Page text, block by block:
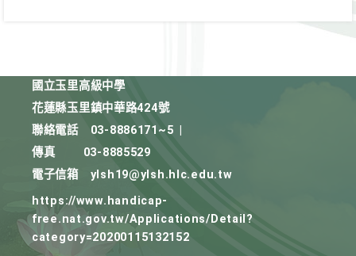
國立玉里高級中學
花蓮縣玉里鎮中華路424號
聯絡電話
03-8886171~5
傳真
03-8885529
電子信箱
ylsh19@ylsh.hlc.edu.tw
https://www.handicap-
free.nat.gov.tw/Applications/Detail?
category=20200115132152